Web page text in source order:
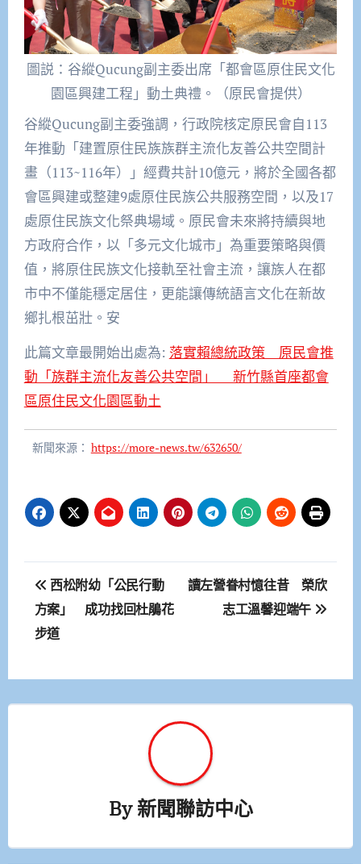
圖説：谷縱Qucung副主委出席「都會區原住民文化
園區興建工程」動土典禮。（原民會提供）
谷縱Qucung副主委強調 ， 行政院核定原民會自113
年推動 「建置原住民族族群主流化友善公共空間計
畫（113~116年）」 經費共計10億元， 將於全國各都
會區興建或整建9處原住民族公共服務空間 ， 以及17
處原住民族文化祭典場域。原民會未來將持續與地
方政府合作， 以「多元文化城市」 為重要策略與價
值， 將原住民族文化接軌至社會主流，讓族人在都
市中不僅能穩定居住，更能讓傳統語言文化在新故
鄉扎根茁壯。安
此篇文章最開始出處為: 落實賴總統政策 原民會推
動「族群主流化友善公共空間」 新竹縣首座都會
區原住民文化園區動土
新聞來源： https://more-news.tw/632650/
文
章
導
覽
西松附幼「公民行動
方案」 成功找回杜鵑花
步道
讀左營眷村憶往昔 榮欣
志工溫馨迎端午
By新聞聯訪中心